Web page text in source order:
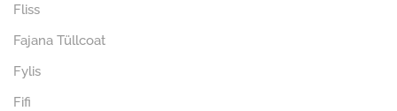
Fliss
Fajana Tüllcoat
Fylis
Fifi